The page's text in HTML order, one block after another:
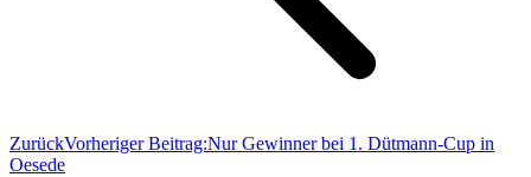
ZurückVorheriger Beitrag:Nur Gewinner bei 1. Dütmann-Cup in
Oesede